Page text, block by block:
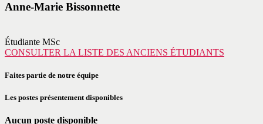
Anne-Marie Bissonnette
Étudiante MSc
CONSULTER LA LISTE DES ANCIENS ÉTUDIANTS
Faites partie de notre équipe
Les postes présentement disponibles
Aucun poste disponible